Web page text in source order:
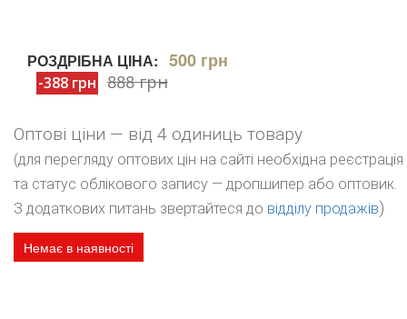
РОЗДРІБНА ЦІНА: 500 грн
-388 грн 888 грн
Оптові ціни — від 4 одиниць товару
(для перегляду оптових цін на сайті необхідна реєстрація
та статус облікового запису — дропшипер або оптовик.
З додаткових питань звертайтеся до відділу продажів)
Немає в наявності